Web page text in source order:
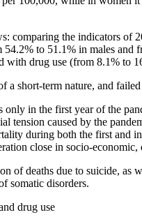
the indicators of
to 51.1% in males and
with drug use (from 8.1% to
short-term nature, and
in the first year of the
tension caused by the
during both the first and
close in socio-
of deaths due to suicide,
somatic disorders.
drug use